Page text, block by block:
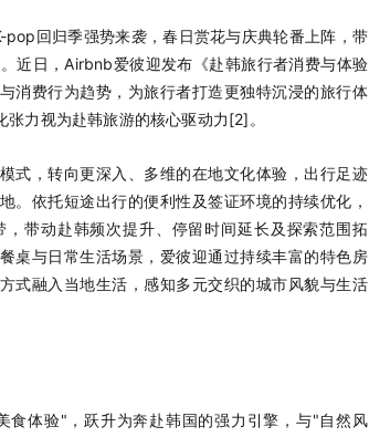
回归季强势来袭，春日赏花与庆典轮番上阵，带
。近日，Airbnb爱彼迎发布《赴韩旅行者消费与体验
消费行为趋势，为旅行者打造更独特沉浸的旅行体
力视为赴韩旅游的核心驱动力[2] 。
式，转向更深入、多维的在地文化体验，出行足迹
。依托短途出行的便利性及签证环境的持续优化，
带动赴韩频次提升、停留时间延长及探索范围拓
桌与日常生活场景，爱彼迎通过持续丰富的特色房
式融入当地生活，感知多元交织的城市风貌与生活
体验"，跃升为奔赴韩国的强力引擎，与"自然风